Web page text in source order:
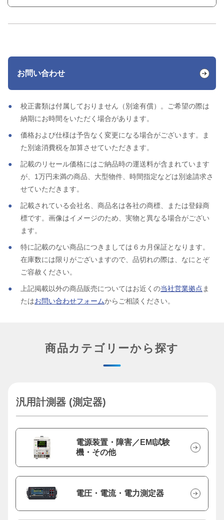
お問い合わせ
校正書類は付属しておりません（別途有償）。ご希望の際は
納期にお時間をいただく場合があります。
価格および仕様は予告なく変更になる場合がございます。ま
た別途消費税を加算させていただきます。
記載のリセール価格にはご納品時の運送料が含まれています
が、1万円未満の商品、大型物件、時間指定などは別途請求さ
せていただきます。
記載されている会社名、商品名は各社の商標、または登録商
標です。画像はイメージのため、実物と異なる場合がござい
ます。
特に記載のない商品につきましては６カ月保証となります。
在庫数には限りがございますので、品切れの際は、なにとぞ
ご容赦ください。
上記掲載以外の商品販売についてはお近くの当社営業拠点ま
たはお問い合わせフォームからご相談ください。
商品カテゴリーから探す
汎用計測器 (測定器)
電源装置・障害／EMI試験
機・その他
電圧・電流・電力測定器